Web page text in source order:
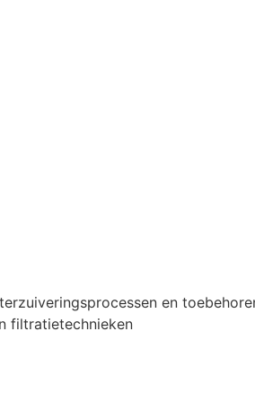
en
filtratietechnieken